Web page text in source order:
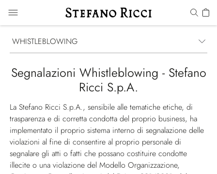
WHISTLEBLOWING
Segnalazioni Whistleblowing - Stefano
Ricci S.p.A.
La Stefano Ricci S.p.A., sensibile alle tematiche etiche, di
trasparenza e di corretta condotta del proprio business, ha
implementato il proprio sistema interno di segnalazione delle
violazioni al fine di consentire al proprio personale di
segnalare gli atti o fatti che possano costituire condotte
illecite o una violazione del Modello Organizzazione,